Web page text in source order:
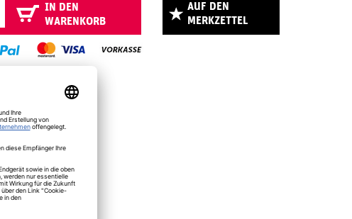
IN DEN
WARENKORB
AUF DEN
MERKZETTEL